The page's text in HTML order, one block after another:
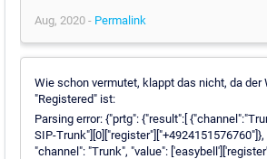
Aug, 2020 - Permalink
Wie schon vermutet, klappt das nicht, da der
"Registered" ist:
Parsing error: {"prtg": {"result":[
SIP-Trunk"][0]["register"]["+4924151576760"]},
"channel": "Trunk", "value":